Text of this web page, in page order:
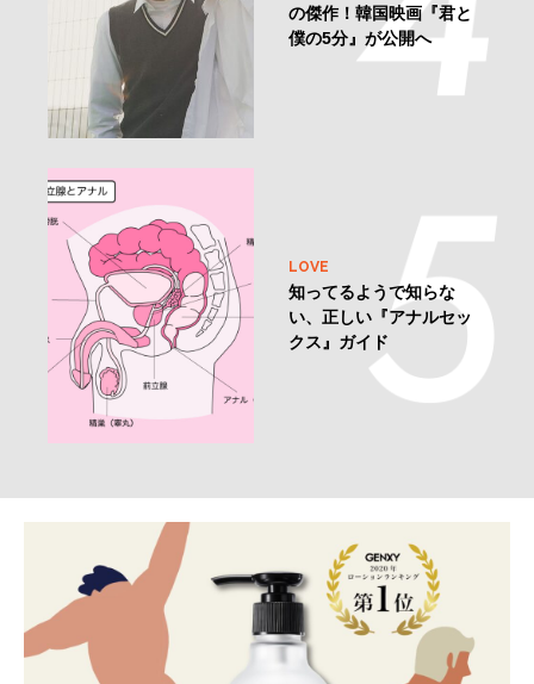
の傑作！韓国映画『君と
僕の5分』が公開へ
LOVE
知ってるようで知らな
い、正しい『アナルセッ
クス』ガイド